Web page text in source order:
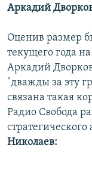
Аркадий
Оценив размер
текущего года
Аркадий
"дважды за эту
связана такая
Радио Свобода
Николаев: